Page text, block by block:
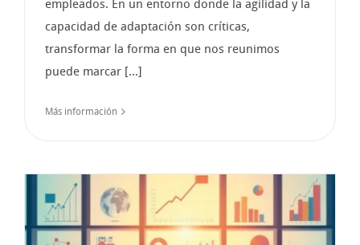
empleados. En un entorno donde la agilidad y la
capacidad de adaptación son críticas,
transformar la forma en que nos reunimos
puede marcar [...]
Más información